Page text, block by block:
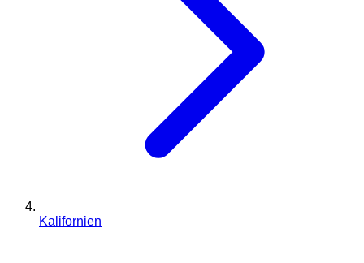
Kalifornien